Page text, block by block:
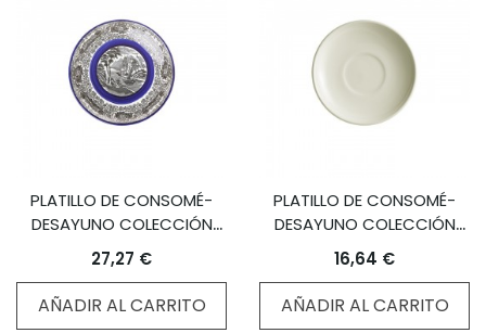
PLATILLO DE CONSOMÉ-
DESAYUNO COLECCIÓN
NEGRO VISTAS BLUE BY
AARON STEWART HOME
27,27 €
AÑADIR AL CARRITO
PLATILLO DE CONSOMÉ-
DESAYUNO COLECCIÓN
OCHAVADA BLANCA
16,64 €
AÑADIR AL CARRITO